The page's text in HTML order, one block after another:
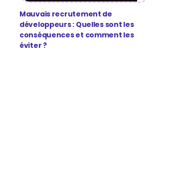
Mauvais recrutement de
développeurs : Quelles sont les
conséquences et comment les
éviter ?